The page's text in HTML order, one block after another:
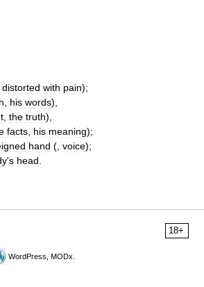
distorted with pain);
his words),
the truth),
facts his meaning);
hand (, voice);
's head
18+
WordPress, MODx.